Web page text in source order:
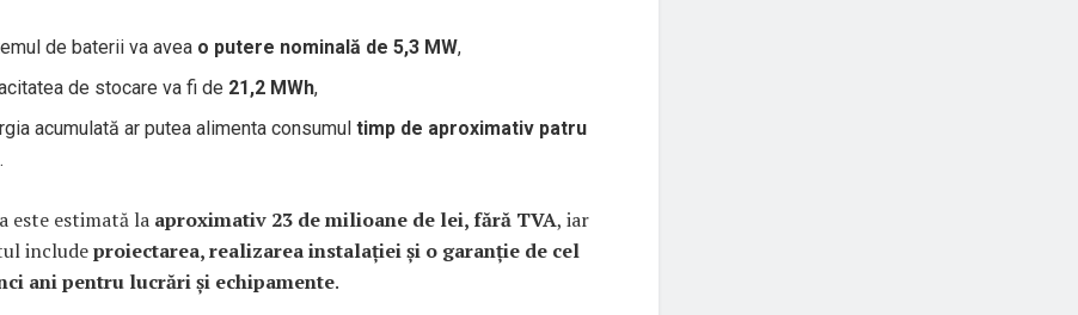
de baterii va avea o putere nominală de 5,3 MW,
de stocare va fi de 21,2 MWh,
acumulată ar putea alimenta consumultimp de aproximativ patru
.
este estimată la aproximativ 23 de milioane de lei, fără TVA, iar
includeproiectarea, realizarea instalației și o garanție de cel
ani pentru lucrări și echipamente.